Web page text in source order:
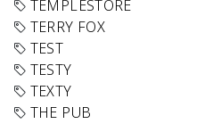
TEMPLESTORE
TERRY FOX
TEST
TESTY
TEXTY
THE PUB